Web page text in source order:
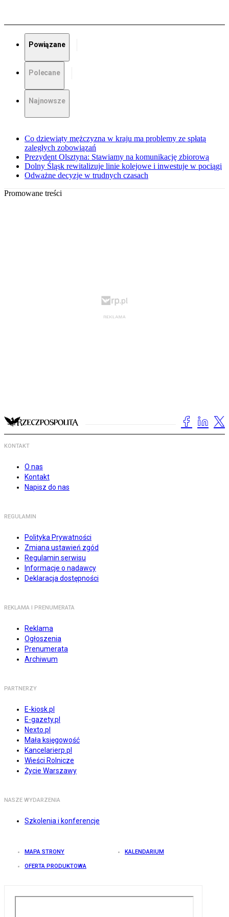
Powiązane
Polecane
Najnowsze
Co dziewiąty mężczyzna w kraju ma problemy ze spłatą
zaległych zobowiązań
Prezydent Olsztyna: Stawiamy na komunikację zbiorową
Dolny Śląsk rewitalizuje linie kolejowe i inwestuje w pociągi
Odważne decyzje w trudnych czasach
Promowane treści
KONTAKT
O nas
Kontakt
Napisz do nas
REGULAMIN
Polityka Prywatności
Zmiana ustawień zgód
Regulamin serwisu
Informacje o nadawcy
Deklaracja dostępności
REKLAMA I PRENUMERATA
Reklama
Ogłoszenia
Prenumerata
Archiwum
PARTNERZY
E-kiosk.pl
E-gazety.pl
Nexto.pl
Mała księgowość
Kancelarierp.pl
Wieści Rolnicze
Życie Warszawy
NASZE WYDARZENIA
Szkolenia i konferencje
MAPA STRONY KALENDARIUM
OFERTA PRODUKTOWA